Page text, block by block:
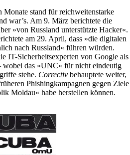
Monate stand für reichweitenstarke
war’s. Am 9. März berichtete die
»von Russland unterstützte Hacker«.
am 29. April, dass »die digitalen
nach Russland« führen würden.
IT-Sicherheitsexperten von Google als
wobei das »UNC« für nicht eindeutig
stehe. Correctiv behauptete weiter,
Phishing­kampagnen gegen Ziele
Moldau« habe herstellen können.